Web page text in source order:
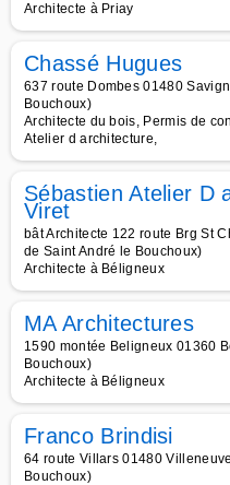
Architecte à Priay
Chassé Hugues
637 route Dombes 01480
Bouchoux)
Architecte du bois, Permis de
Atelier d architecture,
Sébastien Atelier D
Viret
bât Architecte 122 route Brg St
de Saint André le Bouchoux)
Architecte à Béligneux
MA Architectures
1590 montée Beligneux 01360
Bouchoux)
Architecte à Béligneux
Franco Brindisi
64 route Villars 01480
Bouchoux)